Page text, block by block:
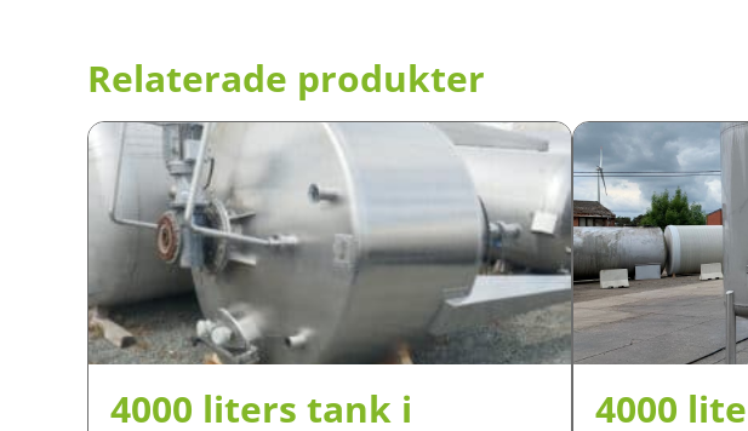
Relaterade produkter
4000 liters tank i 4000